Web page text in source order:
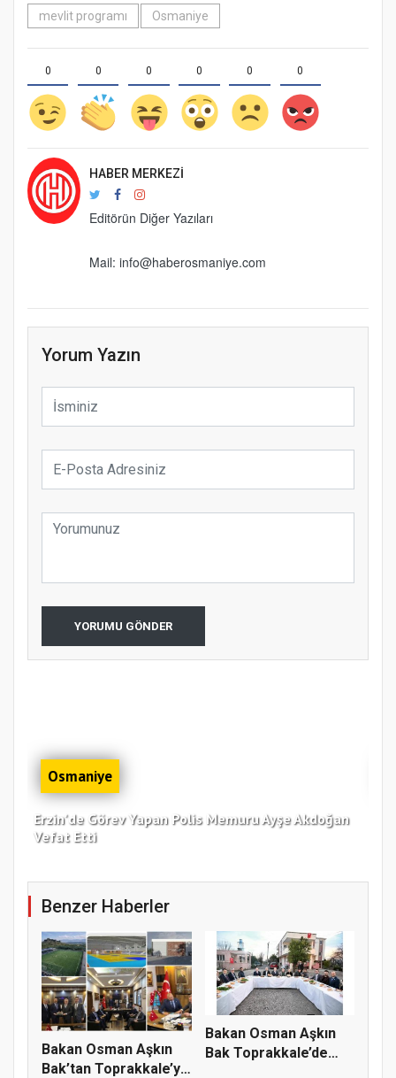
mevlit programı Osmaniye
0 0 0 0 0 0
HABER MERKEZI
Editörün Diğer Yazıları
Mail: info@haberosmaniye.com
Yorum Yazın
YORUMU GÖNDER
Osmaniye
Erzin'de Görev Yapan Polis Memuru Ayşe Akdoğan
Vefat Etti
Benzer Haberler
Bakan Osman Aşkın
Bak’tan Toprakkale’ye
Bakan Osman Aşkın
Bak Toprakkale’de